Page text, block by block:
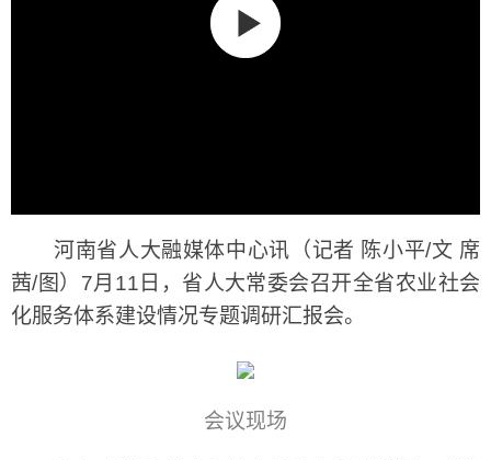
河南省人大融媒体中心讯（记者 陈小平/文 席
茜/图）7月11日，省人大常委会召开全省农业社会
化服务体系建设情况专题调研汇报会。
会议现场